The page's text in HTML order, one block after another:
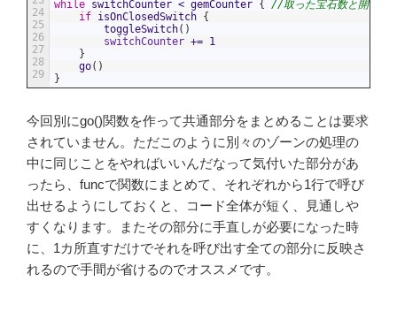
24
25
26
27
28
29
while switchCounter < gemCounter {
//取った宝石数と開けた
if isOnClosedSwitch {
toggleSwitch( )
switchCounter += 1
}
go( )
}
今回別にgo()関数を作って共通部分をまとめることは要求
されていません。ただこのように別々のゾーンの処理の
中に同じことをやればいいんだなって気付いた部分があ
ったら、funcで関数にまとめて、それぞれから1行で呼び
出せるようにしておくと、コード全体が短く、見通しや
すくなります。またその部分に手直しが必要になった時
に、1カ所直すだけでそれを呼び出す全ての部分に反映さ
れるので手間が省けるのでオススメです。